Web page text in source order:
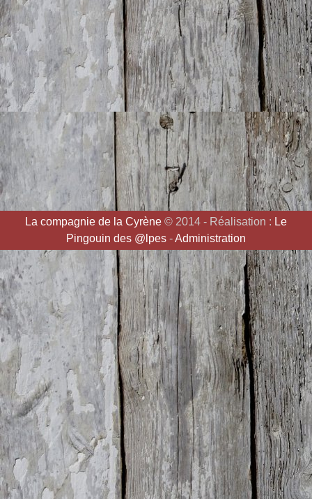
La compagnie de la Cyrène © 2014 - Réalisation : Le
Pingouin des @lpes -Administration